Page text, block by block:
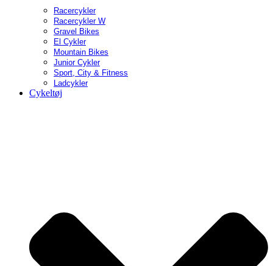
Racercykler
Racercykler W
Gravel Bikes
El Cykler
Mountain Bikes
Junior Cykler
Sport, City & Fitness
Ladcykler
Cykeltøj